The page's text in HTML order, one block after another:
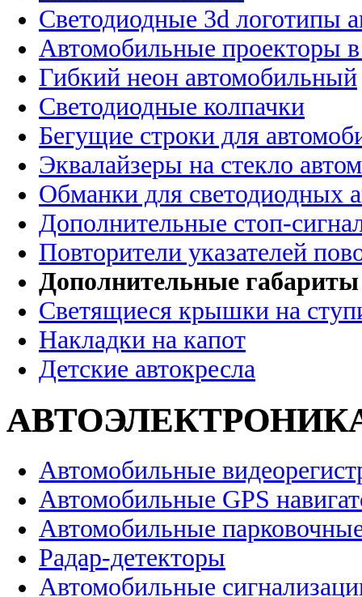
Светодиодные 3d логотипы
Автомобильные проекторы
Гибкий неон автомобильный
Светодиодные колпачки
Бегущие строки для
Эквалайзеры на стекло
Обманки для светодиодных
Дополнительные стоп-
Повторители указателей
Дополнительные габариты
Светящиеся крышки на
Накладки на капот
Детские автокресла
Автомобильные
Автомобильные GPS
Автомобильные
Радар-детекторы
Автомобильные